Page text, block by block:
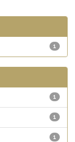
1
1
1
1